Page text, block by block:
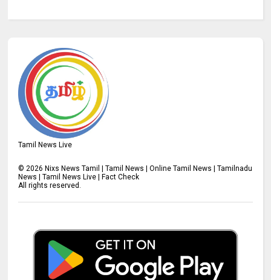
Tamil News Live
© 2026 Nixs News Tamil | Tamil News | Online Tamil News | Tamilnadu
News | Tamil News Live | Fact Check
All rights reserved.